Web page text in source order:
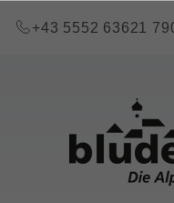
+43 5552 63621